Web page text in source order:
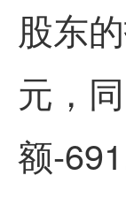
股东
元，
额-